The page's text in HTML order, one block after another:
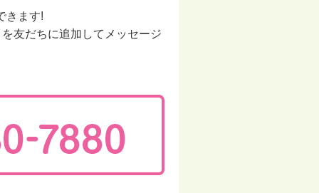
きます!
を友だちに追加してメッセージ